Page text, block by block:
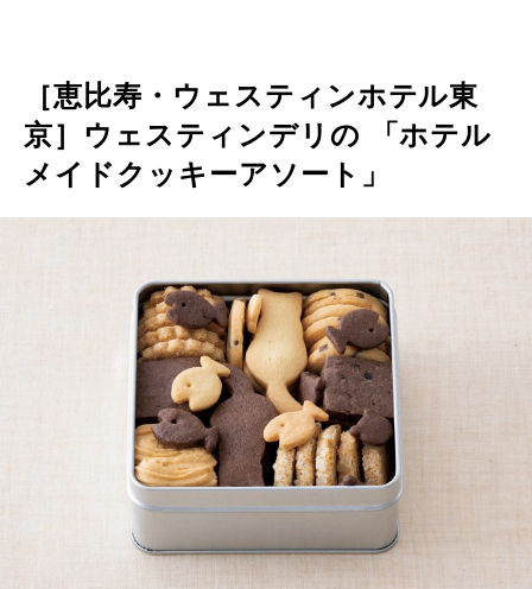
［恵比寿・ウェスティンホテル東
京］ウェスティンデリの 「ホテル
メイドクッキーアソート」